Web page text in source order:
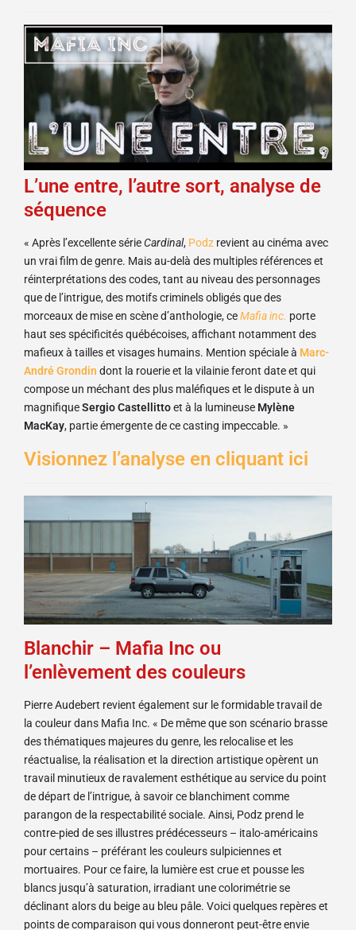
L’une entre, l’autre sort, analyse de
séquence
« Après l’excellente sérieCardinal, Podz revient au cinéma avec
un vrai film de genre. Mais au-delà des multiples références et
réinterprétations des codes, tant au niveau des personnages
que de l’intrigue, des motifs criminels obligés que des
morceaux de mise en scène d’anthologie, ceMafia inc. porte
haut ses spécificités québécoises, affichant notamment des
mafieux à tailles et visages humains. Mention spéciale à Marc-
André Grondin dont la rouerie et la vilainie feront date et qui
compose un méchant des plus maléfiques et le dispute à un
magnifiqueSergio Castellittoet à la lumineuse Mylène
MacKay, partie émergente de ce casting impeccable. »
Visionnez l’analyse en cliquant ici
Blanchir – Mafia Inc ou
l’enlèvement des couleurs
Pierre Audebert revient également sur le formidable travail de
la couleur dans Mafia Inc. « De même que son scénario brasse
des thématiques majeures du genre, les relocalise et les
réactualise, la réalisation et la direction artistique opèrent un
travail minutieux de ravalement esthétique au service du point
de départ de l’intrigue, à savoir ce blanchiment comme
parangon de la respectabilité sociale. Ainsi, Podz prend le
contre-pied de ses illustres prédécesseurs – italo-américains
pour certains – préférant les couleurs sulpiciennes et
mortuaires. Pour ce faire, la lumière est crue et pousse les
blancs jusqu’à saturation, irradiant une colorimétrie se
déclinant alors du beige au bleu pâle. Voici quelques repères et
points de comparaison qui vous donneront peut-être envie